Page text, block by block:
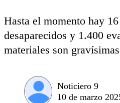
Hasta el momento hay
desaparecidos y 1.400
materiales son
Noticiero 9
10 de marzo